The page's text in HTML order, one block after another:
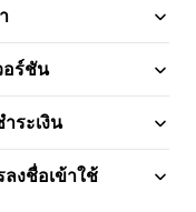
อร์ชัน
ระเงิน
งชื่อเข้าใช้